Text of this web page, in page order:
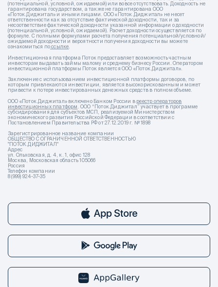
(потенциальной, условной, ожидаемой) или вовсе отсутствовать. Доходность не
гарантирована государством, а также не гарантирована ООО
«Поток.Диджитал» и иными лицами. ООО «Поток.Диджитал» не несет
ответственности как за отсутствие фактической доходности, так и за
несоответствие фактической доходности указанной информации о доходности
(потенциальной, условной, ожидаемой). Расчет доходности осуществляется по
формуле. С полными формулами расчета получения потенциальной/условной/
ожидаемой доходности и вероятности получения доходности вы можете
ознакомиться поссылке
Инвестиционная платформа Поток предоставляет возможность частным
инвесторам выдавать займы малому и среднему бизнесу России. Оператором
инвестиционной платформы Поток является ООО «Поток.Диджитал».
Заключение с использованием инвестиционной платформы договоров, по
которым привлекаются инвестиции, является высокорискованным и может
привести к потере инвестированных денежных средств в полном объеме.
ООО «Поток.Диджитал» включено Банком России в реестр операторов
инвестиционных платформ
. ООО “Поток.Диджитал” участвует в программе
субсидирования для субъектов МСП, реализуемой Министерством
экономического развития Российской Федерации в соответствии с
Постановлением Правительства РФ от 27.12.2019 г. № 1898
Зарегистрированное название компании
ОБЩЕСТВО С ОГРАНИЧЕННОЙ ОТВЕТСТВЕННОСТЬЮ
"ПОТОК.ДИДЖИТАЛ"
Адрес
ул. Ольховская, д. 4, к. 1, офис 128
Москва, Московская область 105066
Россия
Телефон компании
8 (999) 924-37-35